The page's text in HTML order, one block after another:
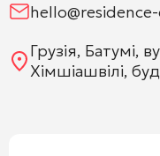
Грузія, Батумі,
Хімшіашвілі,